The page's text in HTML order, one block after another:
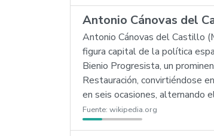
Antonio Cánovas del
Antonio Cánovas del Castillo
figura capital de la política
Bienio Progresista, un
Restauración, convirtiéndose
en seis ocasiones, alternando
Fuente: wikipedia.org